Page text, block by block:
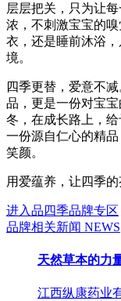
层层把关，只为让
浓，不刺激宝宝的
衣，还是睡前沐浴
境。
四季更替，爱意不
品，更是一份对宝
冬，在成长路上，
一份源自仁心的精
笑颜。
用爱蕴养，让四季
进入品四季品牌专区
品牌相关新闻 NEWS
天然草本的力
江西纵康药业